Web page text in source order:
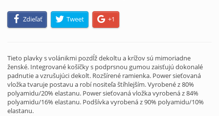
Zdieľať Tweet +1
Tieto plavky s volánikmi pozdĺž dekoltu a krížov sú mimoriadne
ženské. Integrované košíčky s podprsnou gumou zaisťujú dokonalé
padnutie a vzrušujúci dekolt. Rozšírené ramienka. Power sieťovaná
vložka tvaruje postavu a robí nositeľa štíhlejším. Vyrobené z 80%
polyamidu/20% elastanu. Power sieťovaná vložka vyrobená z 84%
polyamidu/16% elastanu. Podšívka vyrobená z 90% polyamidu/10%
elastanu.